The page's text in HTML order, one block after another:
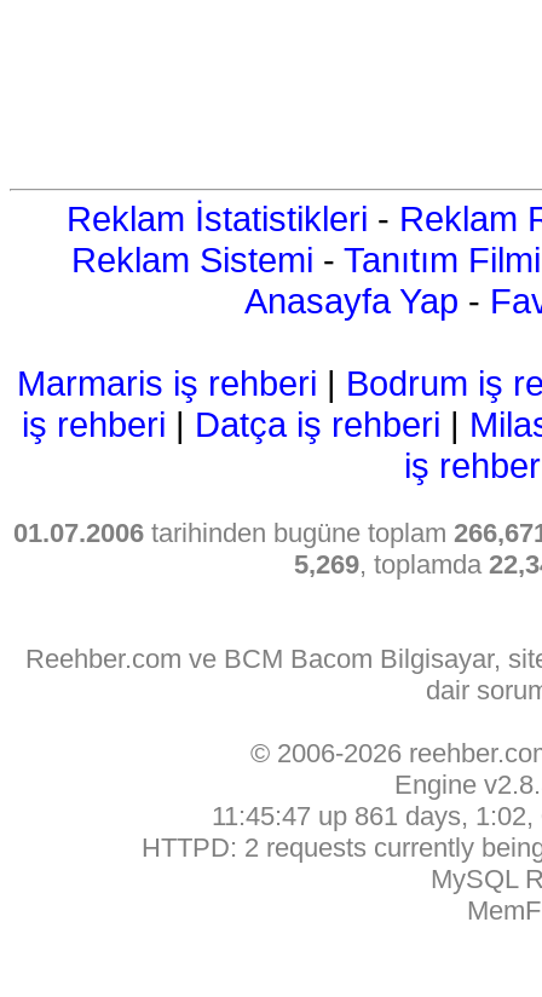
Reklam İstatistikleri - Reklam
Reklam Sistemi - Tanıtım Filmi
Anasayfa Yap -
Marmaris iş rehberi | Bodrum iş
iş rehberi | Datça iş rehberi |
iş
01.07.2006 tarihinden bugüne toplam
5,269, toplamda
Reehber.com ve BCM Bacom Bilgisayar,
dair
© 2006-2026
Engine
11:45:47 up 861 days,
HTTPD: 2 requests currently
MySQL